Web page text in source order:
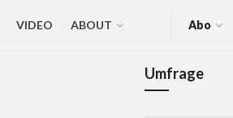
VIDEO ABOUT Abo
Umfrage